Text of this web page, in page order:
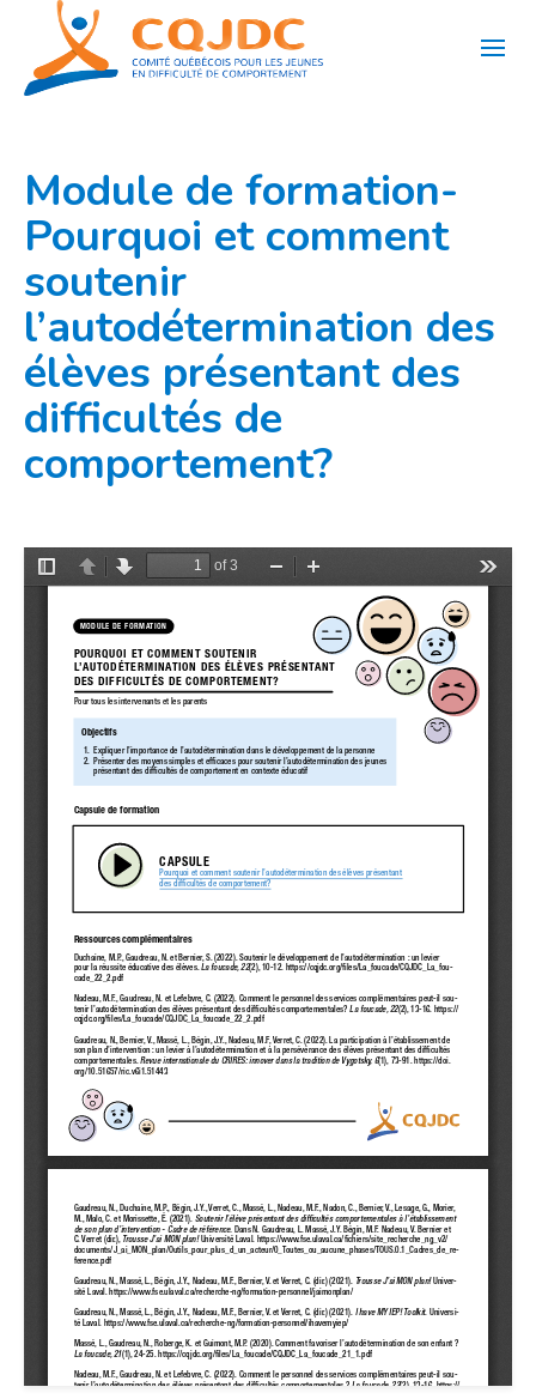
contenu
Module de formation-
Pourquoi et comment
soutenir
l’autodétermination des
élèves présentant des
difficultés de
comportement?